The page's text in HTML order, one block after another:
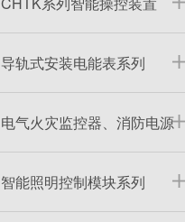
导轨式安装电能表系列
电气火灾监控器、消防电源
智能照明控制模块系列